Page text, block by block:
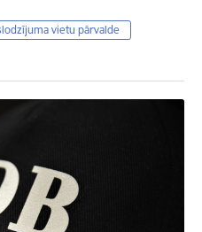
vietu pārvalde